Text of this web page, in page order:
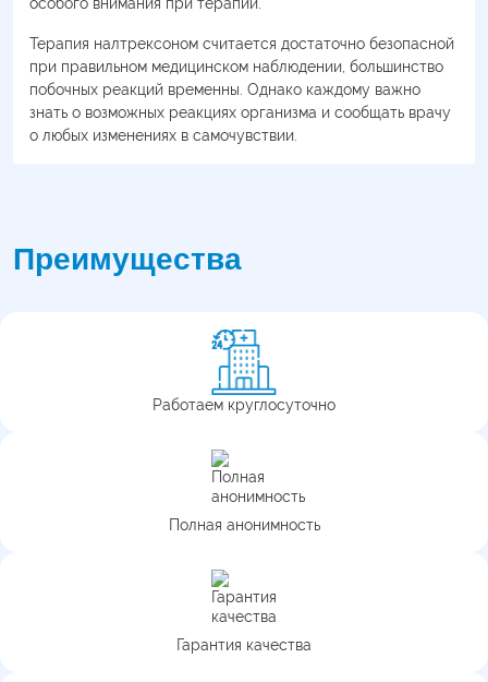
Терапия налтрексоном считается достаточно безопасной
при правильном медицинском наблюдении, большинство
побочных реакций временны. Однако каждому важно
знать о возможных реакциях организма и сообщать врачу
о любых изменениях в самочувствии.
Преимущества
Работаем круглосуточно
Полная анонимность
Гарантия качества